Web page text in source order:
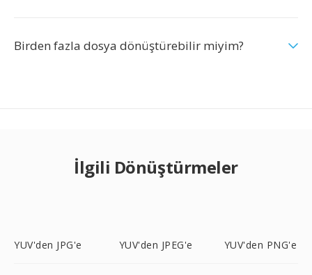
Birden fazla dosya dönüştürebilir miyim?
İlgili Dönüştürmeler
YUV'den JPG'e YUV'den JPEG'e YUV'den PNG'e